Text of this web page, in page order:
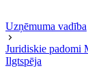
Uzņēmuma vadība
Juridiskie padomi
Ilgtspēja